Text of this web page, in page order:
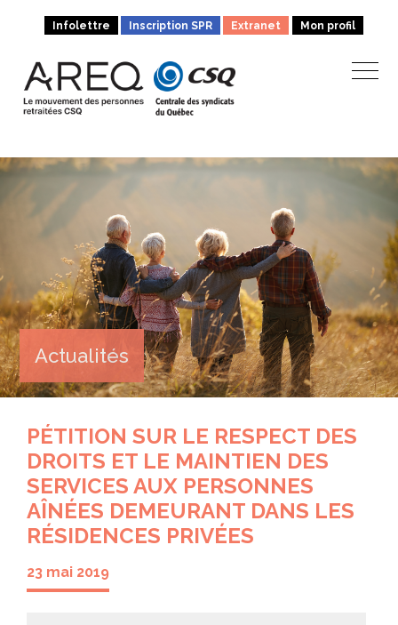
Infolettre Inscription SPR Extranet Mon profil
Actualités
PÉTITION SUR LE RESPECT DES
DROITS ET LE MAINTIEN DES
SERVICES AUX PERSONNES
AÎNÉES DEMEURANT DANS LES
RÉSIDENCES PRIVÉES
23 mai 2019